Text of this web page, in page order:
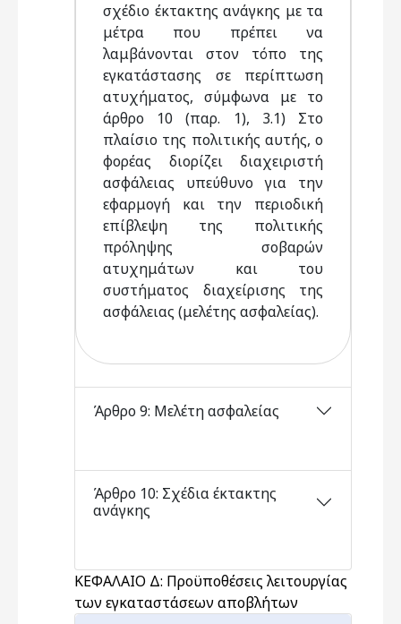
σχέδιο έκτακτης ανάγκης με τα
μέτρα που πρέπει να
λαμβάνονται στον τόπο της
εγκατάστασης σε περίπτωση
ατυχήματος, σύμφωνα με το
άρθρο 10 (παρ. 1), 3.1) Στο
πλαίσιο της πολιτικής αυτής, ο
φορέας διορίζει διαχειριστή
ασφάλειας υπεύθυνο για την
εφαρμογή και την περιοδική
επίβλεψη της πολιτικής
πρόληψης σοβαρών
ατυχημάτων και του
συστήματος διαχείρισης της
ασφάλειας (μελέτης ασφαλείας).
Άρθρο 9: Μελέτη ασφαλείας
Άρθρο 10: Σχέδια έκτακτης
ανάγκης
ΚΕΦΑΛΑΙΟ Δ: Προϋποθέσεις λειτουργίας
των εγκαταστάσεων αποβλήτων